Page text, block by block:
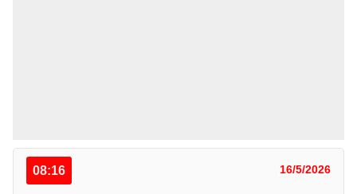
08:16 16/5/2026